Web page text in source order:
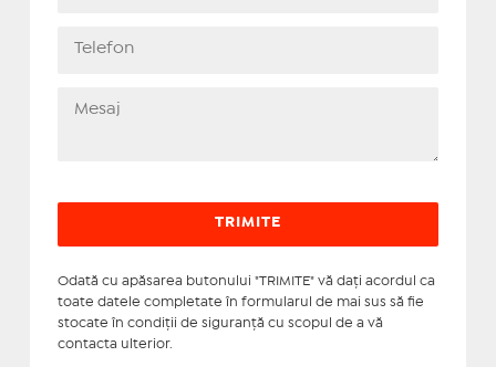
Odată cu apăsarea butonului "TRIMITE" vă daţi acordul ca
toate datele completate în formularul de mai sus să fie
stocate în condiţii de siguranţă cu scopul de a vă
contacta ulterior.